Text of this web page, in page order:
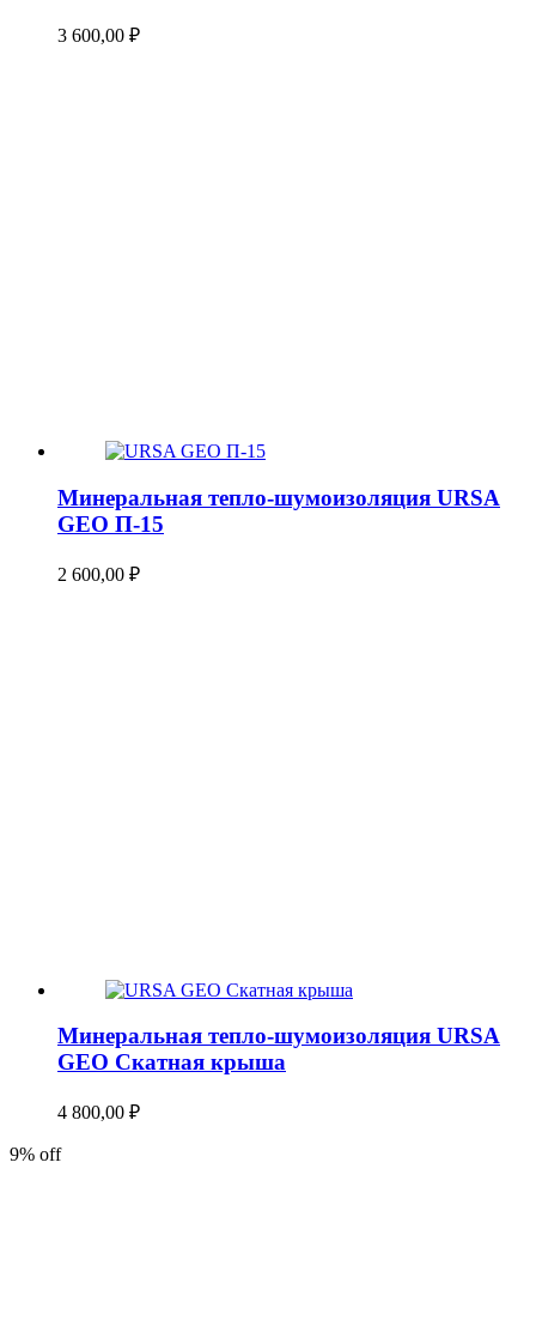
3 600,00 ₽
Минеральная тепло-шумоизоляция URSA
GEO П-15
2 600,00 ₽
Минеральная тепло-шумоизоляция URSA
GEO Скатная крыша
4 800,00 ₽
9% off